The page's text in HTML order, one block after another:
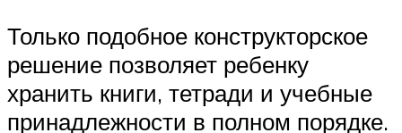
Только подобное конструкторское
решение позволяет ребенку
хранить книги, тетради и учебные
принадлежности в полном порядке.